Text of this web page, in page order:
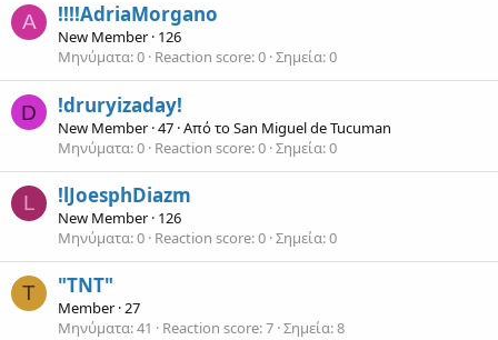
A !!!!AdriaMorgano
New Member · 126
Μηνύματα 0 Reaction score 0 Σημεία 0
D !druryizaday!
New Member ·47 ·Από τοSan Miguel de Tucuman
Μηνύματα 0 Reaction score 0 Σημεία 0
L !lJoesphDiazm
New Member · 126
Μηνύματα 0 Reaction score 0 Σημεία 0
T "TNT"
Member ·27
Μηνύματα 41 Reaction score 7 Σημεία 8